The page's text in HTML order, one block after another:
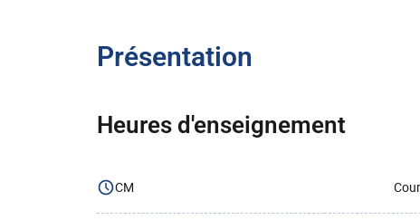
Présentation
Heures d'enseignement
CM